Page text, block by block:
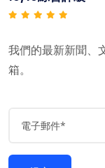
我們的最新新聞、
箱。